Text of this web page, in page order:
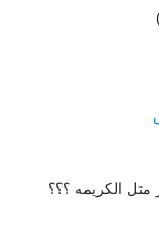
متل الكريمه ؟؟؟